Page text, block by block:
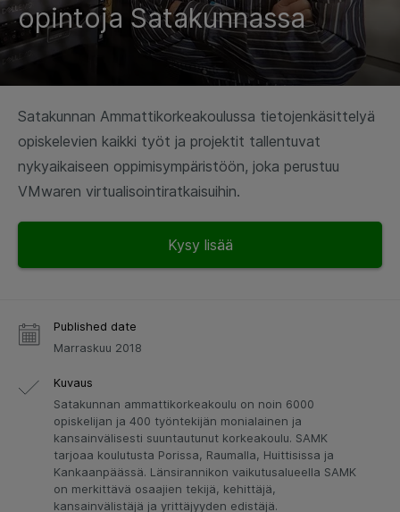
opintoja Satakunnassa
Satakunnan Ammattikorkeakoulussa tietojenkäsittelyä
opiskelevien kaikki työt ja projektit tallentuvat
nykyaikaiseen oppimisympäristöön, joka perustuu
VMwaren virtualisointiratkaisuihin.
Kysy lisää
Published date
Marraskuu 2018
Kuvaus
Satakunnan ammattikorkeakoulu on noin 6000
opiskelijan ja 400 työntekijän monialainen ja
kansainvälisesti suuntautunut korkeakoulu. SAMK
tarjoaa koulutusta Porissa, Raumalla, Huittisissa ja
Kankaanpäässä. Länsirannikon vaikutusalueella SAMK
on merkittävä osaajien tekijä, kehittäjä,
kansainvälistäjä ja yrittäjyyden edistäjä.